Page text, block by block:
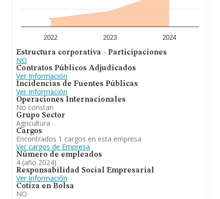
la base de datos INFORMA constan 52 empresas, cuyas
ventas en 2024 han alcanzado los 55 millones de euros.
Para aportar ulterior información de interés en el
ámbito sectorial, los empleados de media son 3; la
antigüedad desde la constitución es de 19 años.
En conclusión,Agroapicola Clanegui, Sociedad
Limitada
fabricación, compra y venta, envasado, almacenaje,
comercialización al por mayor y por menor de miel y
sus derivados. Se ha posicionado mejor en el ranking
sectorial (%cnae%) frente al 2023. Se ha posicionado
mejor en el ranking nacional (de todas las empresas
presentes en el territorio) frente al 2023.
2022 2023 2024
Estructura corporativa - Participaciones
NO
Contratos Públicos Adjudicados
Ver Información
Incidencias de Fuentes Públicas
Ver Información
Operaciones Internacionales
No constan
Grupo Sector
Agricultura
Cargos
Encontrados 1 cargos en esta empresa
Ver cargos de Empresa
Número de empleados
4 (año 2024)
Responsabilidad Social Empresarial
Ver Información
Cotiza en Bolsa
NO